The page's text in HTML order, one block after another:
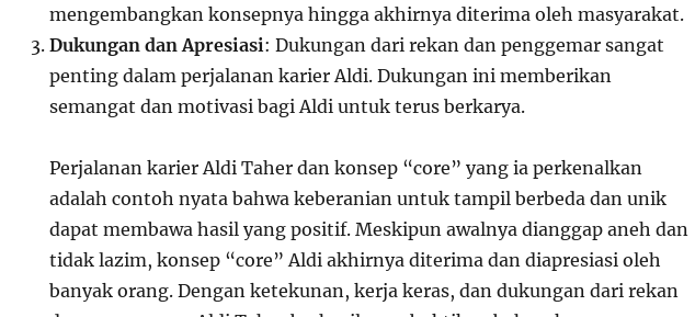
mengembangkan konsepnya hingga akhirnya diterima oleh masyarakat.
Dukungan dan Apresiasi: Dukungan dari rekan dan penggemar sangat
penting dalam perjalanan karier Aldi. Dukungan ini memberikan
semangat dan motivasi bagi Aldi untuk terus berkarya.
Perjalanan karier Aldi Taher dan konsep “core” yang ia perkenalkan
adalah contoh nyata bahwa keberanian untuk tampil berbeda dan unik
dapat membawa hasil yang positif. Meskipun awalnya dianggap aneh dan
tidak lazim, konsep “core” Aldi akhirnya diterima dan diapresiasi oleh
banyak orang. Dengan ketekunan, kerja keras, dan dukungan dari rekan